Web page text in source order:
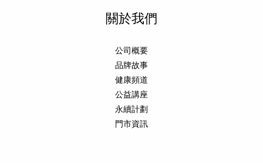
關於我們
公司概要
品牌故事
健康頻道
公益講座
永續計劃
門市資訊